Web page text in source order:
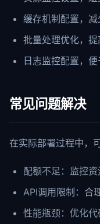
缓存机制配置，减
批量处理优化，
日志监控配置，
常见问题解决
在实际部署过程中，
配额不足：监控
API调用限制：合
性能瓶颈：优化